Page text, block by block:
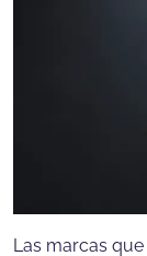
Las marcas